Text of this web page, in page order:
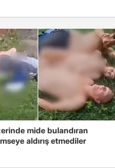
mide bulandıran
aldırış etmediler